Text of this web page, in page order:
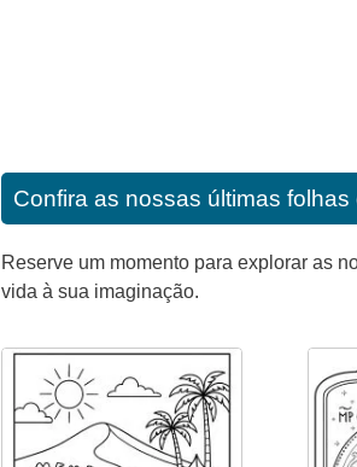
Confira as nossas últimas
Reserve um momento para explorar as
vida à sua imaginação.